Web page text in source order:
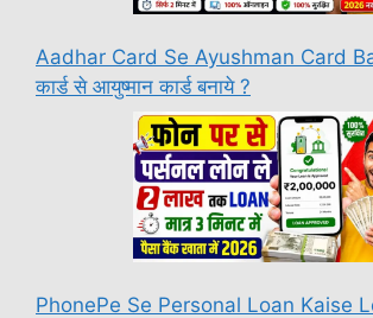
Aadhar Card Se Ayushman Card
कार्ड से आयुष्मान कार्ड बनाये ?
PhonePe Se Personal Loan Kaise